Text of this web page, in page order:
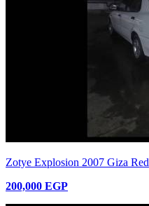
Zotye Explosion 2007 Giza Red
200,000 EGP